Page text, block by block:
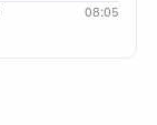
08:05